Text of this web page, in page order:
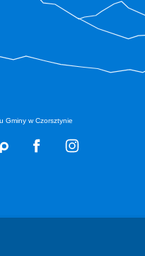
Gminy w Czorsztynie